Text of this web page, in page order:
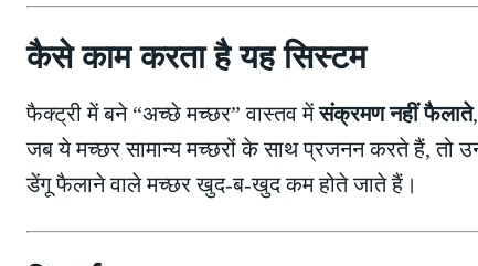
कैसे काम करता है यह सिस्टम
फैक्ट्री में बने “अच्छे मच्छर” वास्तव मेंसंक्रमण नहीं फैलाते
जब ये मच्छर सामान्य मच्छरों के साथ प्रजनन करते हैं, तो
डेंगू फैलाने वाले मच्छर खुद-ब-खुद कम होते जाते हैं।